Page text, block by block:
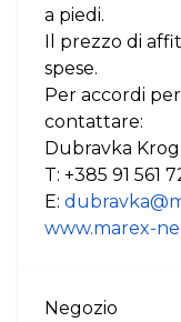
a piedi.
Il prezzo di
spese.
Per accordi
contattare:
Dubravka
T: +385 91 561
E:
www.marex-
Negozio